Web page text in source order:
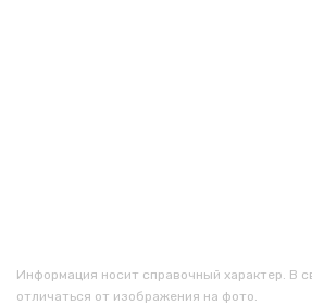
Информация носит справочный характер. В
отличаться от изображения на фото.